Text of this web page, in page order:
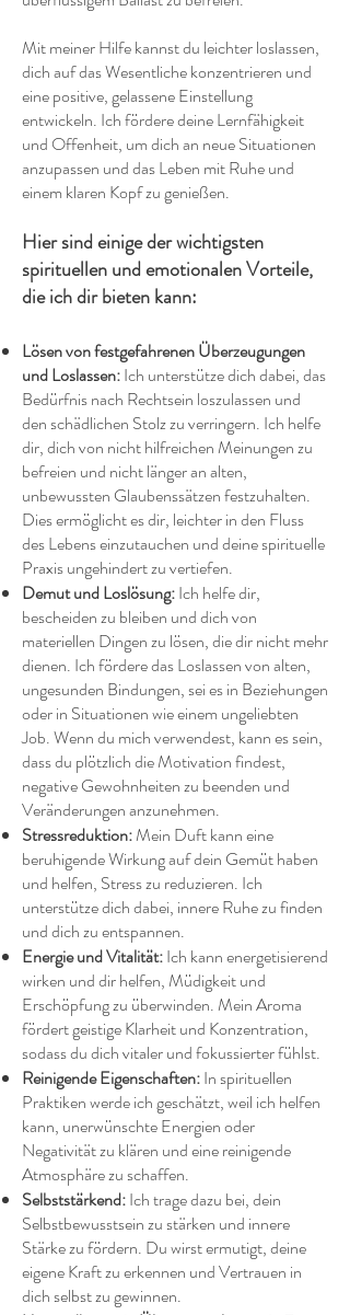
Mit meiner Hilfe kannst du leichter loslassen,
dich auf das Wesentliche konzentrieren und
eine positive, gelassene Einstellung
entwickeln. Ich fördere deine Lernfähigkeit
und Offenheit, um dich an neue Situationen
anzupassen und das Leben mit Ruhe und
einem klaren Kopf zu genießen.
Hier sind einige der wichtigsten
spirituellen und emotionalen Vorteile,
die ich dir bieten kann:
Lösen von festgefahrenen Überzeugungen
und Loslassen:Ich unterstütze dich dabei, das
Bedürfnis nach Rechtsein loszulassen und
den schädlichen Stolz zu verringern. Ich helfe
dir, dich von nicht hilfreichen Meinungen zu
befreien und nicht länger an alten,
unbewussten Glaubenssätzen festzuhalten.
Dies ermöglicht es dir, leichter in den Fluss
des Lebens einzutauchen und deine spirituelle
Praxis ungehindert zu vertiefen.
Demut und Loslösung:Ich helfe dir,
bescheiden zu bleiben und dich von
materiellen Dingen zu lösen, die dir nicht mehr
dienen. Ich fördere das Loslassen von alten,
ungesunden Bindungen, sei es in Beziehungen
oder in Situationen wie einem ungeliebten
Job. Wenn du mich verwendest, kann es sein,
dass du plötzlich die Motivation findest,
negative Gewohnheiten zu beenden und
Veränderungen anzunehmen.
Stressreduktion:Mein Duft kann eine
beruhigende Wirkung auf dein Gemüt haben
und helfen, Stress zu reduzieren. Ich
unterstütze dich dabei, innere Ruhe zu finden
und dich zu entspannen.
Energie und Vitalität:Ich kann energetisierend
wirken und dir helfen, Müdigkeit und
Erschöpfung zu überwinden. Mein Aroma
fördert geistige Klarheit und Konzentration,
sodass du dich vitaler und fokussierter fühlst.
Reinigende Eigenschaften:In spirituellen
Praktiken werde ich geschätzt, weil ich helfen
kann, unerwünschte Energien oder
Negativität zu klären und eine reinigende
Atmosphäre zu schaffen.
Selbststärkend:Ich trage dazu bei, dein
Selbstbewusstsein zu stärken und innere
Stärke zu fördern. Du wirst ermutigt, deine
eigene Kraft zu erkennen und Vertrauen in
dich selbst zu gewinnen.